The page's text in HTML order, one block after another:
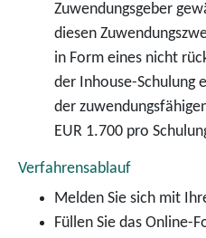
Zuwendungsgeber
diesen
in Form eines nicht
der Inhouse-Schulung
der
EUR 1.700 pro
Verfahrensablauf
Melden Sie sich mit
Füllen Sie das Online-